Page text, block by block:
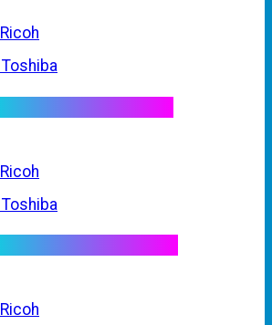
Ricoh
Toshiba
Ricoh
Toshiba
Ricoh